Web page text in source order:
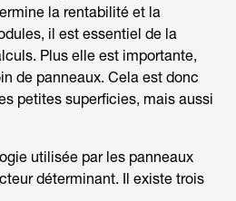
la rentabilité et la
il est essentiel de la
Plus elle est importante,
de panneaux. Cela est donc
petites superficies, mais aussi
utilisée par les panneaux
déterminant. Il existe trois